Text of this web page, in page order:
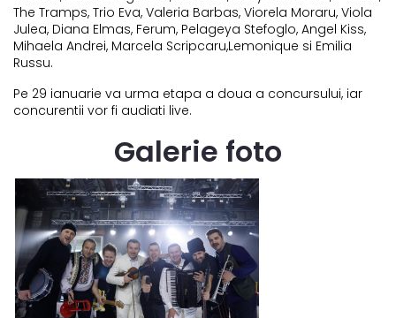
The Tramps, Trio Eva, Valeria Barbas, Viorela Moraru, Viola
Julea, Diana Elmas, Ferum, Pelageya Stefoglo, Angel Kiss,
Mihaela Andrei, Marcela Scripcaru,Lemonique si Emilia
Russu.
Pe 29 ianuarie va urma etapa a doua a concursului, iar
concurentii vor fi audiati live.
Galerie foto